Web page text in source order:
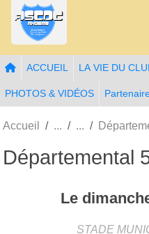
ACCUEIL LA VIE DU
PHOTOS & VIDÉOS
Accueil
Départemental
Le
STADE
Panneau de gestion des